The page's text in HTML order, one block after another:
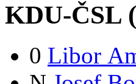
KDU-ČSL (
0 Libor